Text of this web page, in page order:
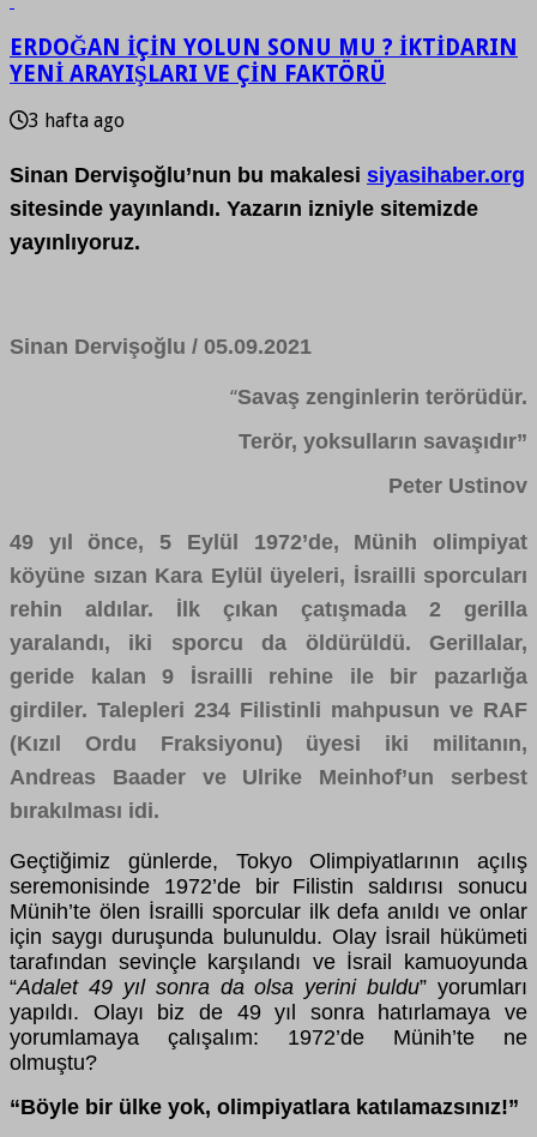
ERDOĞAN İÇİN YOLUN SONU MU ? İKTİDARIN
YENİ ARAYIŞLARI VE ÇİN FAKTÖRÜ
3 hafta ago
Sinan Dervişoğlu’nun bu makalesi siyasihaber.org
sitesinde yayınlandı. Yazarın izniyle sitemizde
yayınlıyoruz.
Sinan Dervişoğlu / 05.09.2021
“Savaş zenginlerin terörüdür.
Terör, yoksulların savaşıdır”
Peter Ustinov
49 yıl önce, 5 Eylül 1972’de, Münih olimpiyat
köyüne sızan Kara Eylül üyeleri, İsrailli sporcuları
rehin aldılar. İlk çıkan çatışmada 2 gerilla
yaralandı, iki sporcu da öldürüldü. Gerillalar,
geride kalan 9 İsrailli rehine ile bir pazarlığa
girdiler. Talepleri 234 Filistinli mahpusun ve RAF
(Kızıl Ordu Fraksiyonu) üyesi iki militanın,
Andreas Baader ve Ulrike Meinhof’un serbest
bırakılması idi.
Geçtiğimiz günlerde, Tokyo Olimpiyatlarının açılış
seremonisinde 1972’de bir Filistin saldırısı sonucu
Münih’te ölen İsrailli sporcular ilk defa anıldı ve onlar
için saygı duruşunda bulunuldu. Olay İsrail hükümeti
tarafından sevinçle karşılandı ve İsrail kamuoyunda
“Adalet 49 yıl sonra da olsa yerini buldu” yorumları
yapıldı. Olayı biz de 49 yıl sonra hatırlamaya ve
yorumlamaya çalışalım: 1972’de Münih’te ne
olmuştu?
“Böyle bir ülke yok, olimpiyatlara katılamazsınız!”